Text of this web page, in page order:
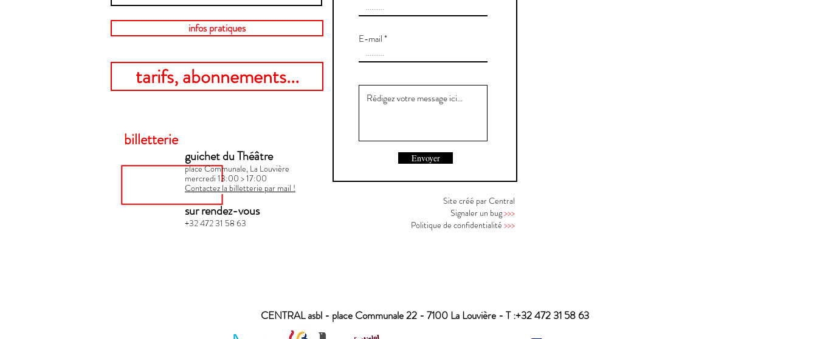
infos pratiques
tarifs, abonnements...
guichet du Théâtre
place Communale, La Louvière
mercredi 13:00 > 17:00​
Contactez la billetterie par mail !
sur rendez-vous
+32 472 31 58 63
billetterie
E-mail
Envoyer
Site créé par Central
Signaler un bug>>>
Politique de confidentialité >>>
CENTRAL asbl - place Communale 22 - 7100 La Louvière - T :+32 472 31 58 63